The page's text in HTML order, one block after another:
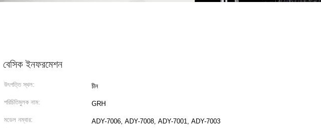
বেসিক ইনফরমেশন
উৎপত্তি স্থল: চীন
পরিচিতিমুলক নাম: GRH
মডেল নম্বার: ADY-7006, ADY-7008, ADY-7001, ADY-7003